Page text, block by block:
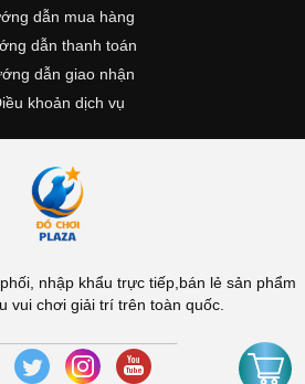
dẫn mua hàng
dẫn thanh toán
dẫn giao nhận
khoản dịch vụ
nhập khẩu trực tiếp,bán lẻ sản phẩm
vui chơi giải trí trên toàn quốc.